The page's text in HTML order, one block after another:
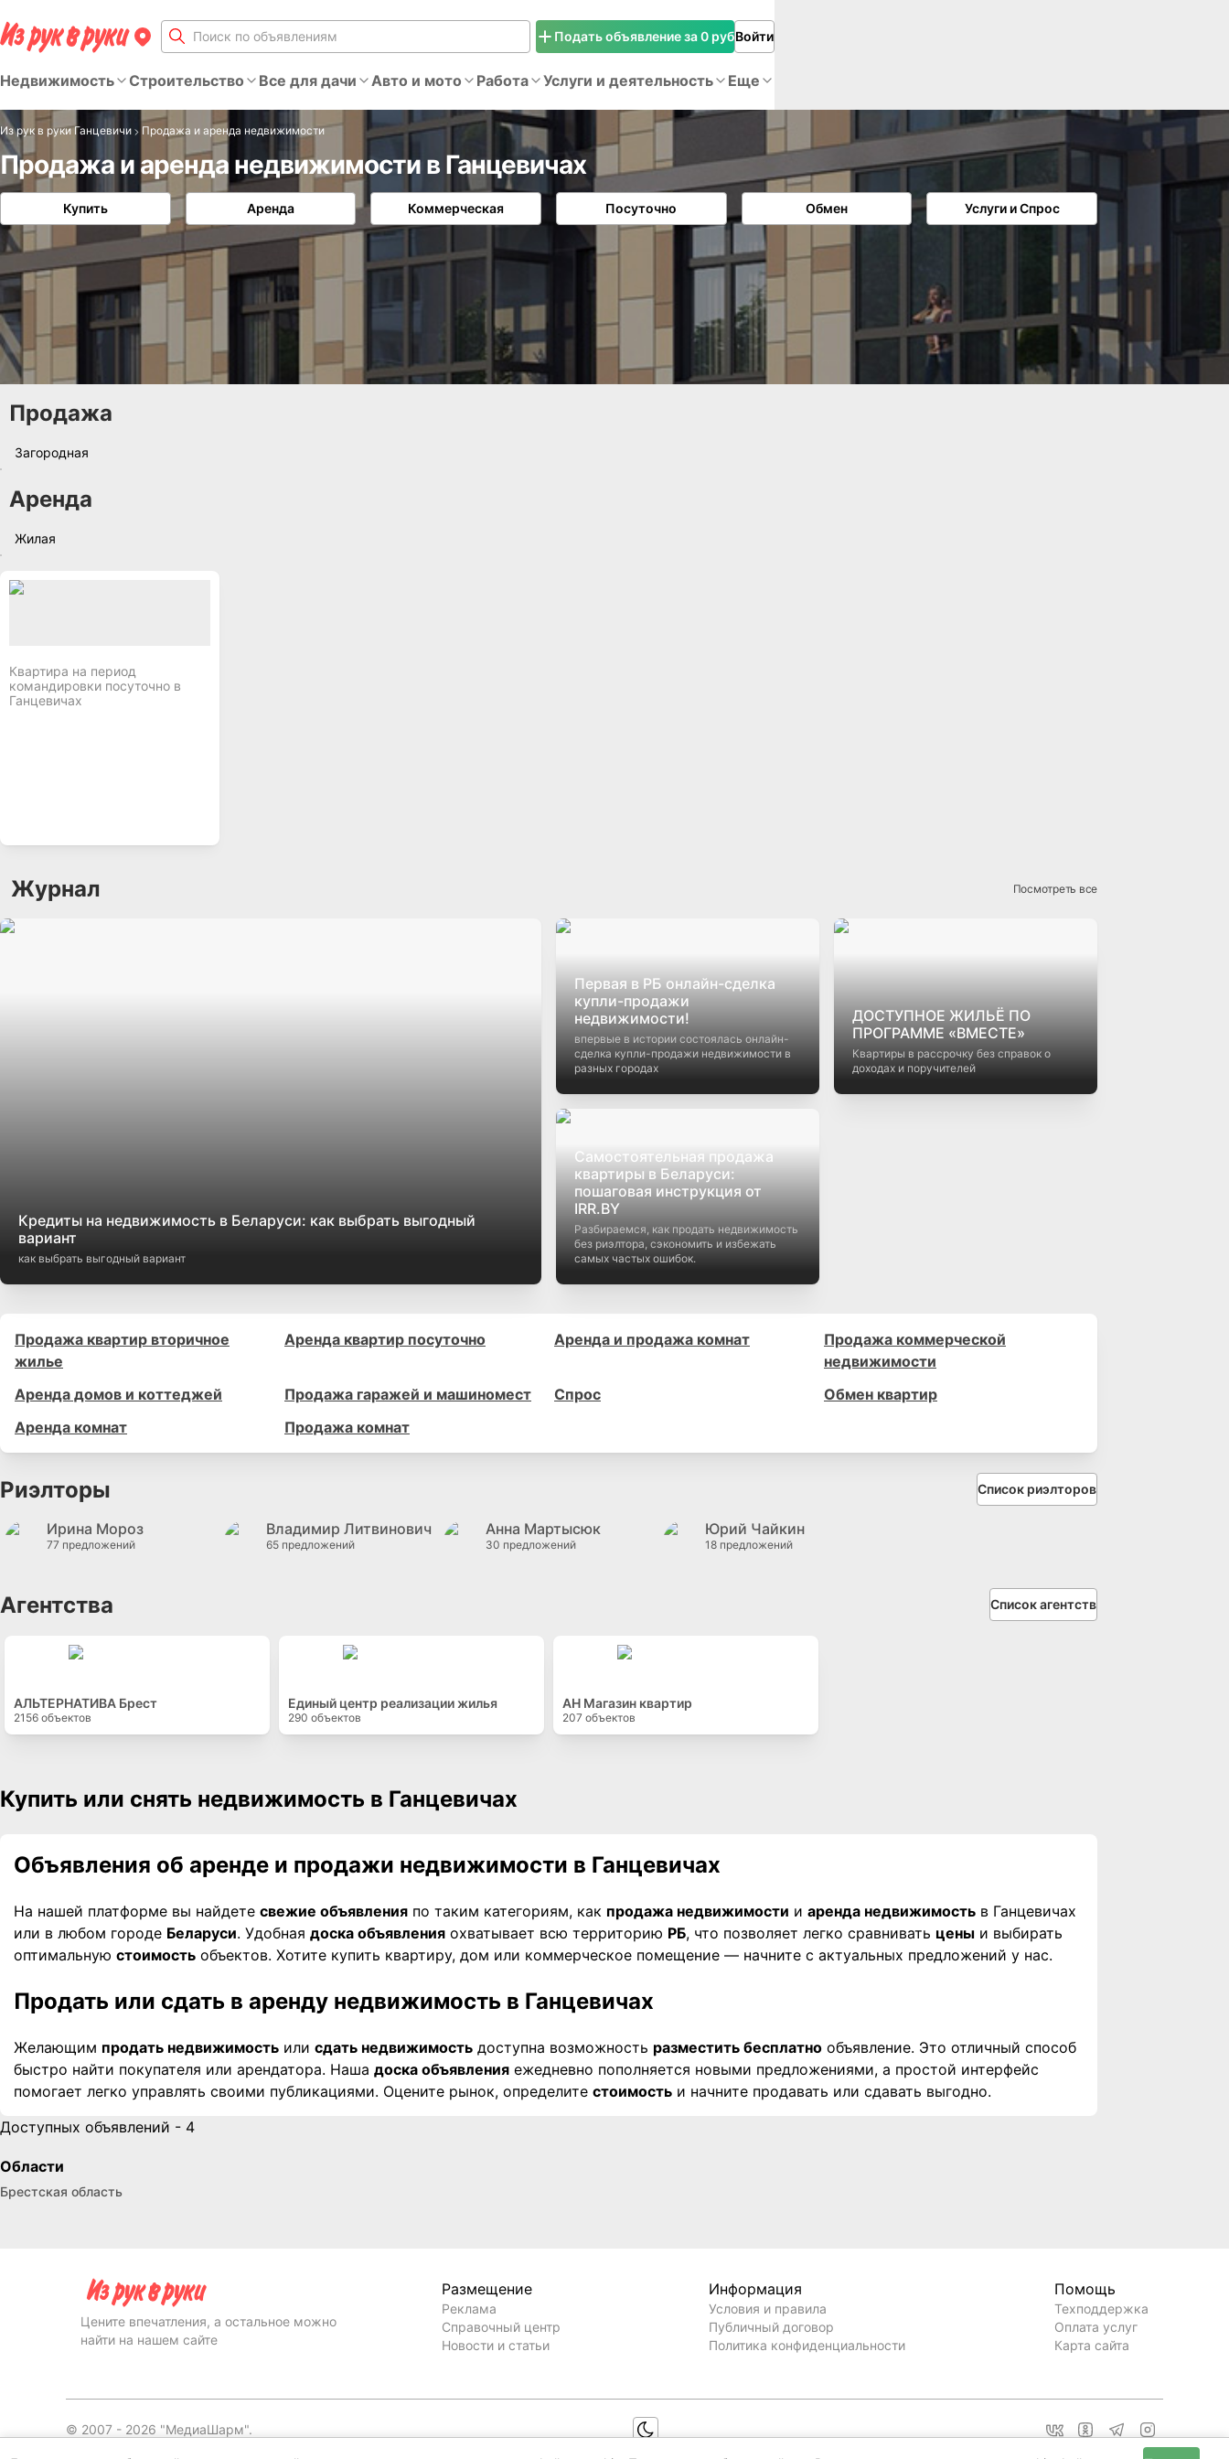
Подать объявление за 0 рубВойти
Недвижимость Строительство Все для дачи Авто и мото Работа Услуги и деятельность Еще
Из рук в руки Ганцевичи Продажа и аренда недвижимости
Продажа и аренда недвижимости в Ганцевичах
Купить Аренда Коммерческая Посуточно Обмен Услуги и Спрос
Продажа
Загородная
Аренда
Жилая
Квартира на период
командировки посуточно в
Ганцевичах
Журнал Посмотреть все
Кредиты на недвижимость в Беларуси: как выбрать выгодный
вариант
как выбрать выгодный вариант
Первая в РБ онлайн-сделка
купли-продажи
недвижимости!
впервые в истории состоялась онлайн-
сделка купли-продажи недвижимости в
разных городах
ДОСТУПНОЕ ЖИЛЬЁ ПО
ПРОГРАММЕ «ВМЕСТЕ»
Квартиры в рассрочку без справок о
доходах и поручителей
Самостоятельная продажа
квартиры в Беларуси:
пошаговая инструкция от
IRR.BY
Разбираемся, как продать недвижимость
без риэлтора, сэкономить и избежать
самых частых ошибок.
Продажа квартир вторичное
жилье
Аренда квартир посуточно Аренда и продажа комнат
Продажа коммерческой
недвижимости
Аренда домов и коттеджей
Продажа гаражей и машиномест Спрос
Обмен квартир
Аренда комнат
Продажа комнат
Риэлторы Список риэлторов
Ирина Мороз
77 предложений
Владимир Литвинович
65 предложений
Анна Мартысюк
30 предложений
Юрий Чайкин
18 предложений
Агентства Список агентств
АЛЬТЕРНАТИВА Брест
2156 объектов
Единый центр реализации жилья
290 объектов
АН Магазин квартир
207 объектов
Купить или снять недвижимость в Ганцевичах
Объявления об аренде и продажи недвижимости в Ганцевичах
На нашей платформе вы найдете свежие объявления по таким категориям, как продажа недвижимости и аренда недвижимость в Ганцевичах
или в любом городе Беларуси. Удобная доска объявления охватывает всю территорию РБ, что позволяет легко сравнивать цены и выбирать
оптимальную стоимость объектов. Хотите купить квартиру, дом или коммерческое помещение — начните с актуальных предложений у нас.
Продать или сдать в аренду недвижимость в Ганцевичах
Желающим продать недвижимость или сдать недвижимость доступна возможность разместить бесплатно объявление. Это отличный способ
быстро найти покупателя или арендатора. Наша доска объявления ежедневно пополняется новыми предложениями, а простой интерфейс
помогает легко управлять своими публикациями. Оцените рынок, определите стоимость и начните продавать или сдавать выгодно.
Доступных объявлений - 4
Области
Брестская область
Цените впечатления, а остальное можно
найти на нашем сайте
Размещение
Реклама
Справочный центр
Новости и статьи
Информация
Условия и правила
Публичный договор
Политика конфиденциальности
Помощь
Техподдержка
Оплата услуг
Карта сайта
© 2007 - 2026 "МедиаШарм".